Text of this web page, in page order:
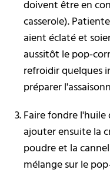
doivent être en
casserole).
aient éclaté et
aussitôt le pop-
refroidir quelques
préparer
Faire fondre l'huile
ajouter ensuite la
poudre et la
mélange sur le